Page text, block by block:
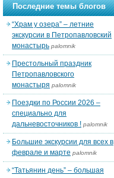
Последние темы блогов
“Храм у озера” – летние
экскурсии в Петропавловский
монастырь palomnik
Престольный праздник
Петропавловского
монастыря palomnik
Поездки по России 2026 –
специально для
дальневосточников ! palomnik
Большие экскурсии для всех в
феврале и марте palomnik
“Татьянин день” – большая